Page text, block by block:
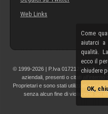
Come
aiutarci
qualità.
ecco il
chiudere
OK,
Web Links
© 1999-2026 | P.Iva 01721210308 |
aziendali, presenti o citati all'interno
Proprietari e sono stati utilizzati a
senza alcun fine di violazione dei